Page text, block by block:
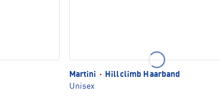
Martini ·
Hillclimb Haarband
Unisex